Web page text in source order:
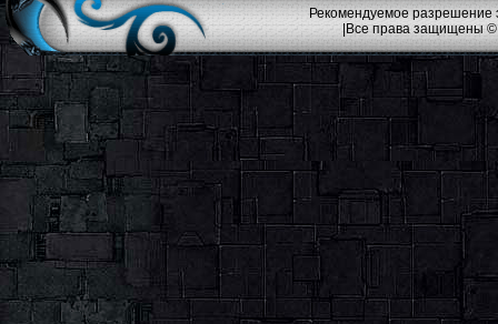
Рекомендуемое разрешение
|Все права защищены